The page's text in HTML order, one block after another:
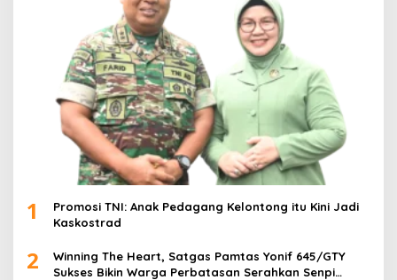
1
Promosi TNI: Anak Pedagang Kelontong itu Kini Jadi
Kaskostrad
2
Winning The Heart, Satgas Pamtas Yonif 645/GTY
Sukses Bikin Warga Perbatasan Serahkan Senpi